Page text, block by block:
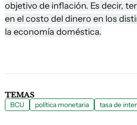
objetivo de inflación. Es decir,
en el costo del dinero en los
la economía doméstica.
TEMAS
BCU política monetaria tasa de